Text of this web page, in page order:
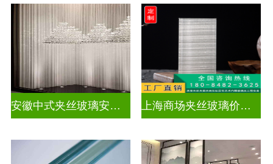
安徽中式夹丝玻璃安装厂家 上海商场夹丝玻璃价钱多少